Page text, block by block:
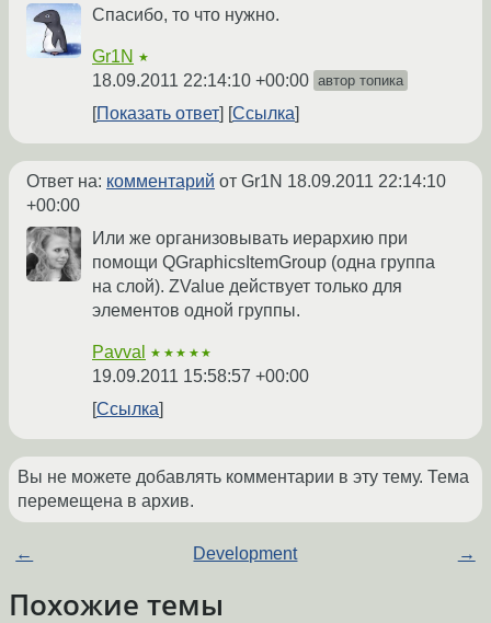
Спасибо, то что нужно.
Gr1N ★
18.09.2011 22:14:10 +00:00 автор топика
Показать ответ Ссылка
Ответ на: комментарий от Gr1N 18.09.2011 22:14:10
+00:00
Или же организовывать иерархию при
помощи QGraphicsItemGroup (одна группа
на слой). ZValue действует только для
элементов одной группы.
Pavval ★★★★★
19.09.2011 15:58:57 +00:00
Ссылка
Вы не можете добавлять комментарии в эту тему. Тема
перемещена в архив.
← Development →
Похожие темы